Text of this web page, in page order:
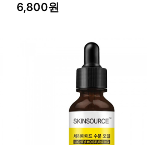
무오일
트라넥사믹
피디알엔
6,800원